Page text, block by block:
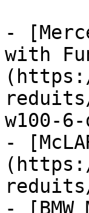
-
with
w100-
-
- [BMW